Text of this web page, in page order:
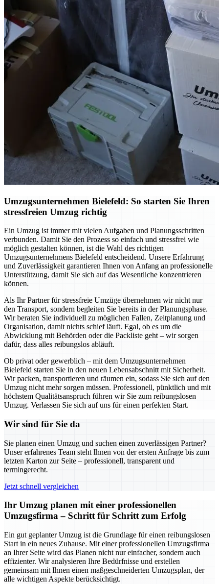
Umzugsunternehmen Bielefeld: So starten Sie Ihren
stressfreien Umzug richtig
Ein Umzug ist immer mit vielen Aufgaben und Planungsschritten
verbunden. Damit Sie den Prozess so einfach und stressfrei wie
möglich gestalten können, ist die Wahl des richtigen
Umzugsunternehmens Bielefeld entscheidend. Unsere Erfahrung
und Zuverlässigkeit garantieren Ihnen von Anfang an professionelle
Unterstützung, damit Sie sich auf das Wesentliche konzentrieren
können.
Als Ihr Partner für stressfreie Umzüge übernehmen wir nicht nur
den Transport, sondern begleiten Sie bereits in der Planungsphase.
Wir beraten Sie individuell zu möglichen Fallen, Zeitplanung und
Organisation, damit nichts schief läuft. Egal, ob es um die
Abwicklung mit Behörden oder die Packliste geht – wir sorgen
dafür, dass alles reibungslos abläuft.
Ob privat oder gewerblich – mit dem Umzugsunternehmen
Bielefeld starten Sie in den neuen Lebensabschnitt mit Sicherheit.
Wir packen, transportieren und räumen ein, sodass Sie sich auf den
Umzug nicht mehr sorgen müssen. Professionell, pünktlich und mit
höchstem Qualitätsanspruch führen wir Sie zum reibungslosen
Umzug. Verlassen Sie sich auf uns für einen perfekten Start.
Wir sind für Sie da
Sie planen einen Umzug und suchen einen zuverlässigen Partner?
Unser erfahrenes Team steht Ihnen von der ersten Anfrage bis zum
letzten Karton zur Seite – professionell, transparent und
termingerecht.
Jetzt schnell vergleichen
Ihr Umzug planen mit einer professionellen
Umzugsfirma – Schritt für Schritt zum Erfolg
Ein gut geplanter Umzug ist die Grundlage für einen reibungslosen
Start in ein neues Zuhause. Mit einer professionellen Umzugsfirma
an Ihrer Seite wird das Planen nicht nur einfacher, sondern auch
effizienter. Wir analysieren Ihre Bedürfnisse und erstellen
gemeinsam mit Ihnen einen maßgeschneiderten Umzugsplan, der
alle wichtigen Aspekte berücksichtigt.